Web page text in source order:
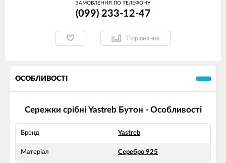
ЗАМОВЛЕННЯ ПО ТЕЛЕФОНУ
(099) 233-12-47
Порівняння
ОСОБЛИВОСТІ
Сережки срібні Yastreb Бутон - Особливості
Бренд Yastreb
Матеріал Серебро 925